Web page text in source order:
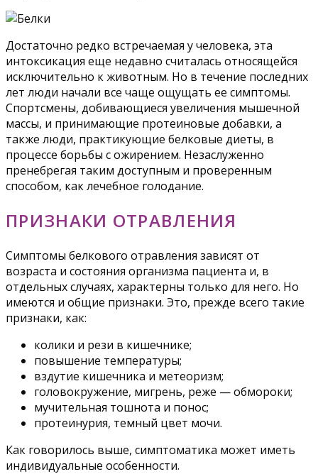
Достаточно редко встречаемая у человека, эта
интоксикация еще недавно считалась относящейся
исключительно к животным. Но в течение последних
лет люди начали все чаще ощущать ее симптомы.
Спортсмены, добивающиеся увеличения мышечной
массы, и принимающие протеиновые добавки, а
также люди, практикующие белковые диеты, в
процессе борьбы с ожирением. Незаслуженно
пренебрегая таким доступным и проверенным
способом, как лечебное голодание.
ПРИЗНАКИ ОТРАВЛЕНИЯ
Симптомы белкового отравления зависят от
возраста и состояния организма пациента и, в
отдельных случаях, характерны только для него. Но
имеются и общие признаки. Это, прежде всего такие
признаки, как:
колики и рези в кишечнике;
повышение температуры;
вздутие кишечника и метеоризм;
головокружение, мигрень, реже — обмороки;
мучительная тошнота и понос;
протеинурия, темный цвет мочи.
Как говорилось выше, симптоматика может иметь
индивидуальные особенности.